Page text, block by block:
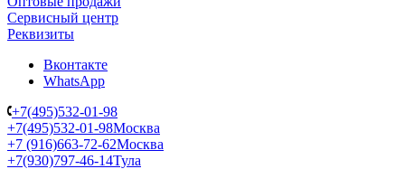
Сервисный центр
Реквизиты
Вконтакте
WhatsApp
+7(495)532-01-98
+7(495)532-01-98Москва
+7 (916)663-72-62Москва
+7(930)797-46-14Тула